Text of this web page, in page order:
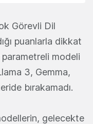
Görevli Dil
puanlarla dikkat
modeli
3, Gemma,
bırakamadı.
gelecekte